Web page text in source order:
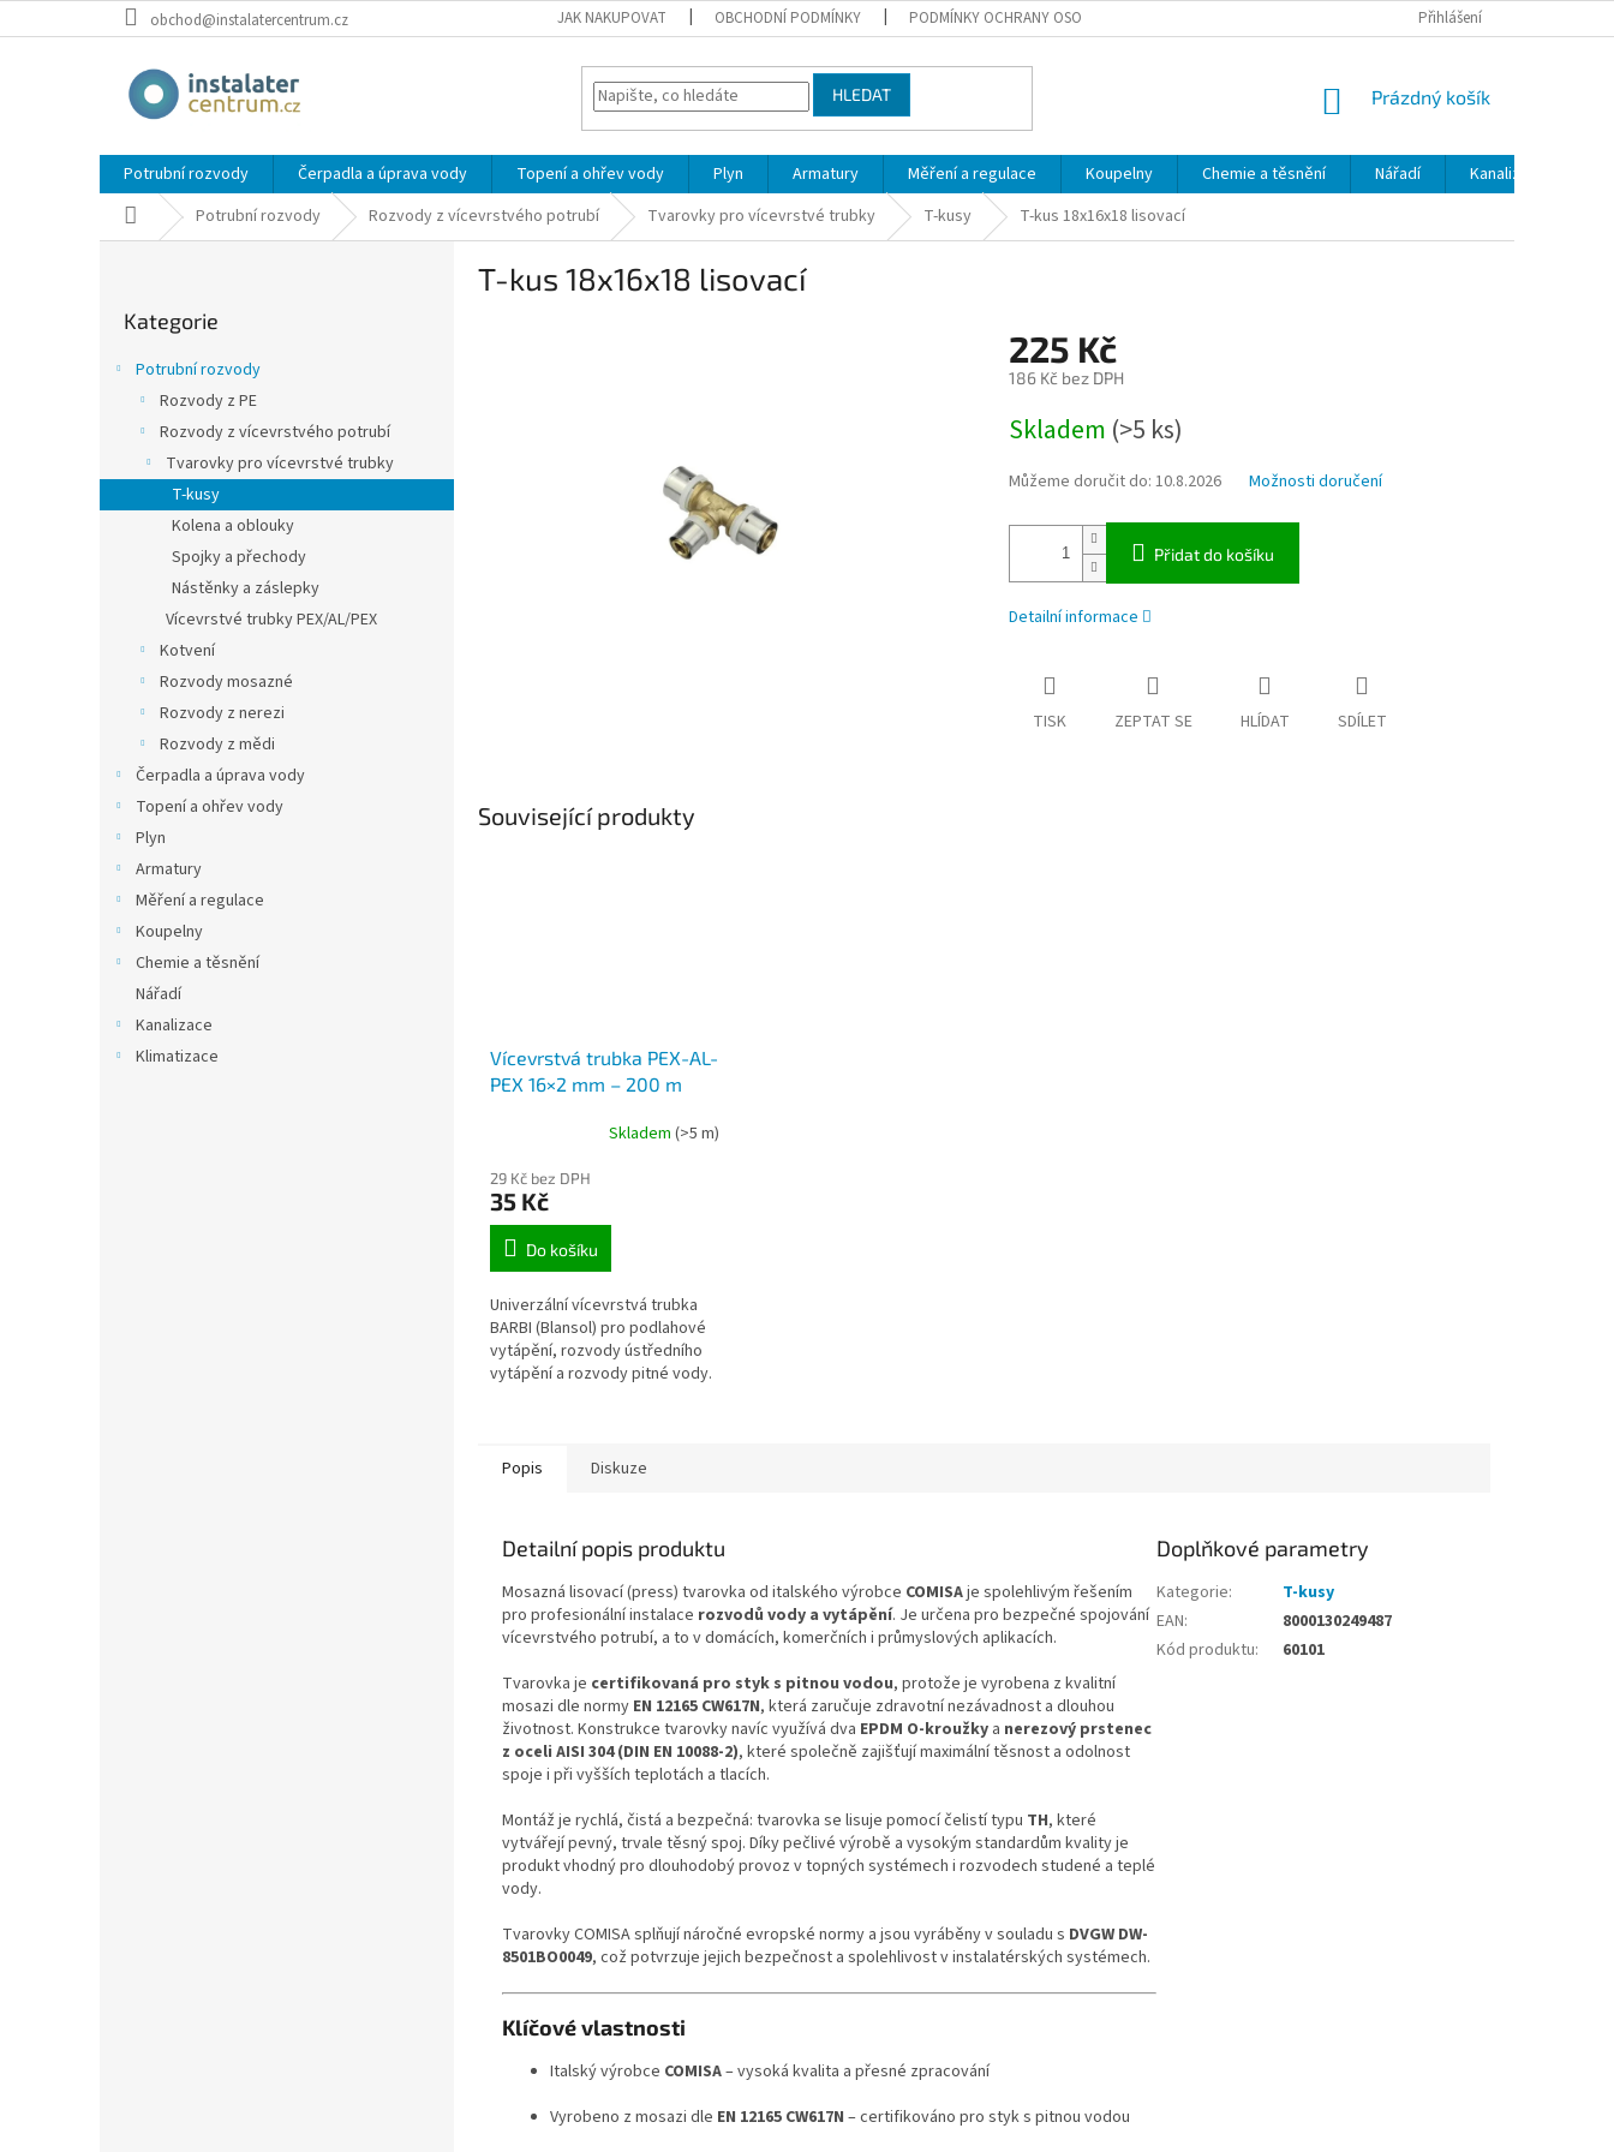
na
obchod@instalatercentrum.cz JAK NAKUPOVAT OBCHODNÍ PODMÍNKY PODMÍNKY OCHRANY OSOBNÍCH ÚDAJŮ MOJE OBJEDNÁVKA
Přihlášení
HLEDAT
NÁKUPNÍ
Prázdný košík
Potrubní rozvody Čerpadla a úprava vody Topení a ohřev vody Plyn Armatury Měření a regulace Koupelny Chemie a těsnění Nářadí Kanalizace
Domů Potrubní rozvody Rozvody z vícevrstvého potrubí Tvarovky pro vícevrstvé trubky T-kusy T-kus 18x16x18 lisovací
a
kategorie
Kategorie
Potrubní rozvody
Rozvody z PE
Rozvody z vícevrstvého potrubí
Tvarovky pro vícevrstvé trubky
T-kusy
Kolena a oblouky
Spojky a přechody
Nástěnky a záslepky
Vícevrstvé trubky PEX/AL/PEX
Kotvení
Rozvody mosazné
Rozvody z nerezi
Rozvody z mědi
Čerpadla a úprava vody
Topení a ohřev vody
Plyn
Armatury
Měření a regulace
Koupelny
Chemie a těsnění
Nářadí
Kanalizace
Klimatizace
T-kus 18x16x18 lisovací
225 Kč
186 Kč bez DPH
cena:
Skladem (>5 ks)
Můžeme doručit do: 10.8.2026 Možnosti doručení
Přidat do košíku
Detailní informace
TISK ZEPTAT SE HLÍDAT SDÍLET
Související produkty
Vícevrstvá trubka PEX-AL-
PEX 16×2 mm – 200 m
Skladem (>5 m)
29 Kč bez DPH
35 Kč
Do košíku
Univerzální vícevrstvá trubka
BARBI (Blansol) pro podlahové
vytápění, rozvody ústředního
vytápění a rozvody pitné vody.
Popis Diskuze
Detailní popis produktu
Mosazná lisovací (press) tvarovka od italského výrobce COMISAje spolehlivým řešením
pro profesionální instalace rozvodů vody a vytápění. Je určena pro bezpečné spojování
vícevrstvého potrubí, a to v domácích, komerčních i průmyslových aplikacích.
Tvarovka je certifikovaná pro styk s pitnou vodou, protože je vyrobena z kvalitní
mosazi dle normy EN 12165 CW617N, která zaručuje zdravotní nezávadnost a dlouhou
životnost. Konstrukce tvarovky navíc využívá dva EPDM O-kroužky a nerezový prstenec
z oceli AISI 304 (DIN EN 10088-2), které společně zajišťují maximální těsnost a odolnost
spoje i při vyšších teplotách a tlacích.
Montáž je rychlá, čistá a bezpečná: tvarovka se lisuje pomocí čelistí typu TH, které
vytvářejí pevný, trvale těsný spoj. Díky pečlivé výrobě a vysokým standardům kvality je
produkt vhodný pro dlouhodobý provoz v topných systémech i rozvodech studené a teplé
vody.
Tvarovky COMISA splňují náročné evropské normy a jsou vyráběny v souladu s DVGW DW-
8501BO0049, což potvrzuje jejich bezpečnost a spolehlivost v instalatérských systémech.
Klíčové vlastnosti
Italský výrobce COMISA– vysoká kvalita a přesné zpracování
Vyrobeno z mosazi dle EN 12165 CW617N – certifikováno pro styk s pitnou vodou
Doplňkové parametry
Kategorie:
T-kusy
EAN:
8000130249487
Kód produktu: 60101